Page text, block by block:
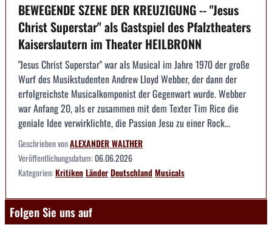
BEWEGENDE SZENE DER KREUZIGUNG -- "Jesus
Christ Superstar" als Gastspiel des Pfalztheaters
Kaiserslautern im Theater HEILBRONN
"Jesus Christ Superstar" war als Musical im Jahre 1970 der große
Wurf des Musikstudenten Andrew Lloyd Webber, der dann der
erfolgreichste Musicalkomponist der Gegenwart wurde. Webber
war Anfang 20, als er zusammen mit dem Texter Tim Rice die
geniale Idee verwirklichte, die Passion Jesu zu einer Rock...
Geschrieben vonALEXANDER WALTHER
Veröffentlichungsdatum:06.06.2026
Kategorien:KritikenLänderDeutschlandMusicals
Folgen Sie uns auf